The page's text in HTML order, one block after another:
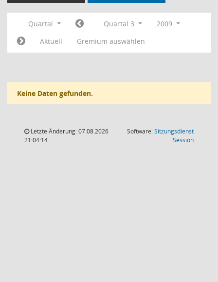
Quartal Quartal 3
2009
Aktuell
Gremium auswählen
Keine Daten gefunden.
Letzte Änderung: 07.08.2026
21:04:14
Software:Sitzungsdienst
Session(Wird in